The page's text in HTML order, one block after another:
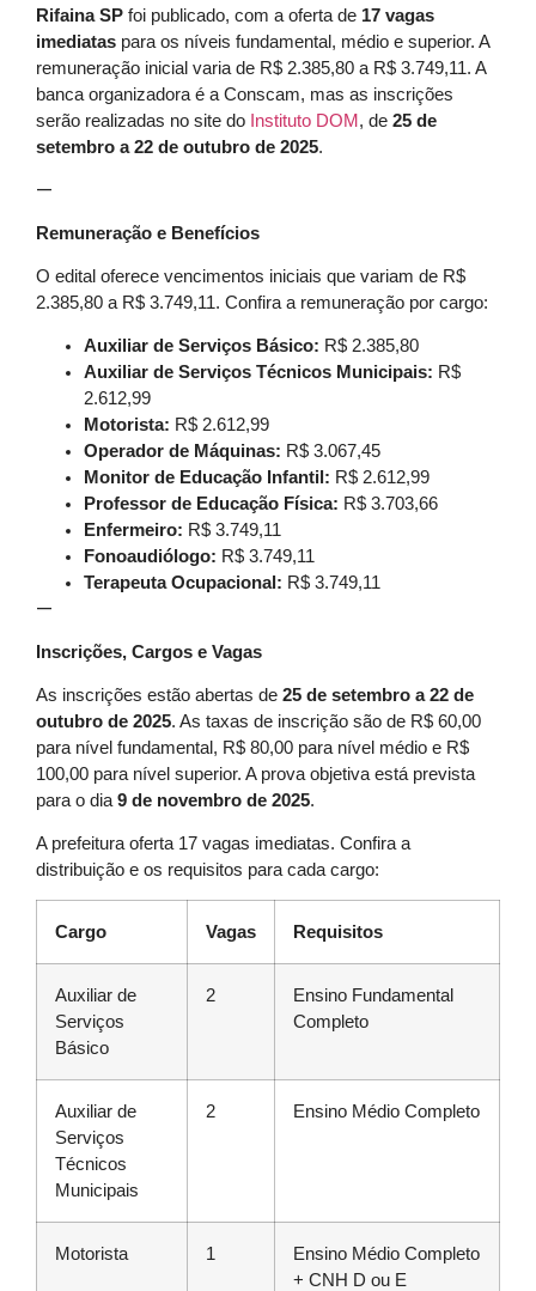
Rifaina SP foi publicado, com a oferta de 17 vagas
imediatas para os níveis fundamental, médio e superior. A
remuneração inicial varia de R$ 2.385,80 a R$ 3.749,11. A
banca organizadora é a Conscam, mas as inscrições
serão realizadas no site do Instituto DOM , de 25 de
setembro a 22 de outubro de 2025.
—
Remuneração e Benefícios
O edital oferece vencimentos iniciais que variam de R$
2.385,80 a R$ 3.749,11. Confira a remuneração por cargo:
Auxiliar de Serviços Básico: R$ 2.385,80
Auxiliar de Serviços Técnicos Municipais: R$
2.612,99
Motorista: R$ 2.612,99
Operador de Máquinas: R$ 3.067,45
Monitor de Educação Infantil: R$ 2.612,99
Professor de Educação Física: R$ 3.703,66
Enfermeiro: R$ 3.749,11
Fonoaudiólogo: R$ 3.749,11
Terapeuta Ocupacional: R$ 3.749,11
—
Inscrições, Cargos e Vagas
As inscrições estão abertas de 25 de setembro a 22 de
outubro de 2025. As taxas de inscrição são de R$ 60,00
para nível fundamental, R$ 80,00 para nível médio e R$
100,00 para nível superior. A prova objetiva está prevista
para o dia 9 de novembro de 2025.
A prefeitura oferta 17 vagas imediatas. Confira a
distribuição e os requisitos para cada cargo:
Cargo Vagas Requisitos
Auxiliar de
Serviços
Básico
2
Ensino Fundamental
Completo
Auxiliar de
Serviços
Técnicos
Municipais
2 Ensino Médio Completo
Motorista 1
Ensino Médio Completo
+ CNH D ou E